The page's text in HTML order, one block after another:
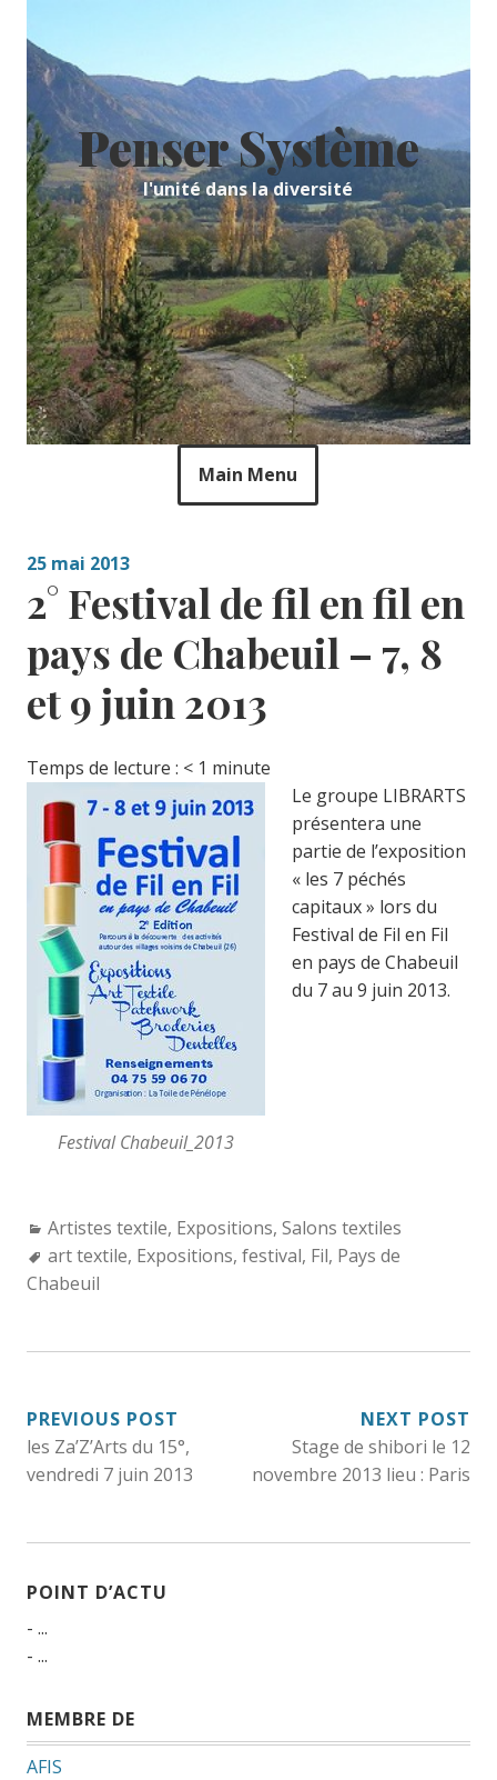
content
Penser Système
l'unité dans la diversité
Main Menu
25 mai 2013
2° Festival de fil en fil en
pays de Chabeuil – 7, 8
et 9 juin 2013
Temps de lecture : < 1 minute
Festival Chabeuil_2013
Le groupe LIBRARTS
présentera une
partie de l’exposition
« les 7 péchés
capitaux » lors du
Festival de Fil en Fil
en pays de Chabeuil
du 7 au 9 juin 2013.
Categories:
Artistes textile, Expositions, Salons textiles
Tags:
art textile, Expositions, festival, Fil, Pays de
Chabeuil
NAVIGATION
DE
PREVIOUS POST
les Za’Z’Arts du 15°,
vendredi 7 juin 2013
NEXT POST
Stage de shibori le 12
novembre 2013 lieu : Paris
POINT D’ACTU
- ...
- ...
MEMBRE DE
AFIS